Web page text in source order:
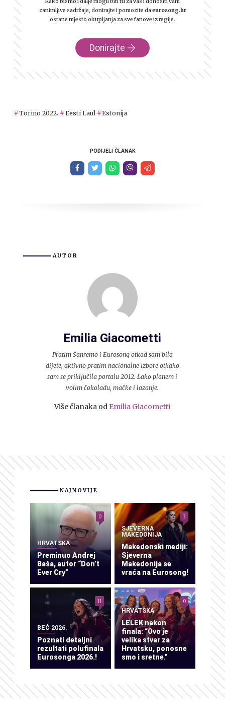
zanimljive sadržaje, donirajte i pomozite daeurosong.hr
ostane mjesto okupljanja za sve fanove iz regije.
Donirajte
Torino 2022. Eesti Laul Estonija
PODIJELI ČLANAK
AUTOR
Emilia Giacometti
Pratim Sanremo i Eurosong otkad sam bila
dijete, aktivno pratim nacionalne izbore otkako
sam se priključila portalu 2012. Lako planem i
volim čokoladu, mačke i lazanje.
Više članaka od Emilia Giacometti
NAJNOVIJE
HRVATSKA
Preminuo Andrej
Baša, autor “Don’t
Ever Cry”
0
SJEVERNA
MAKEDONIJA
Makedonski mediji:
Sjeverna
Makedonija se
vraća na Eurosong!
3
BEČ 2026.
Poznati detaljni
rezultati polufinala
Eurosonga 2026.!
11
HRVATSKA
LELEK nakon
finala: “Ovo je
velika stvar za
Hrvatsku, ponosne
smo i sretne.”
0